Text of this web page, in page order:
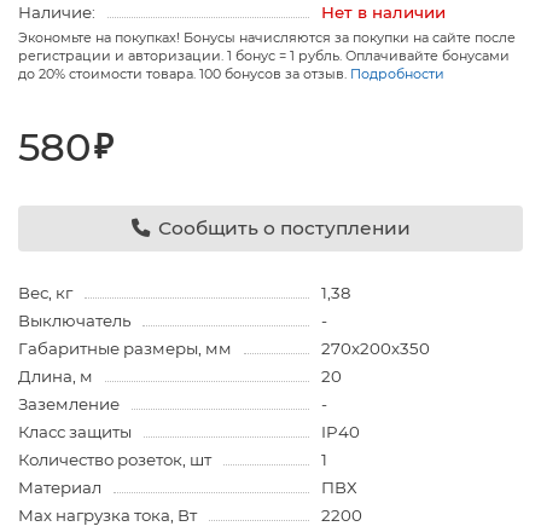
Наличие:
Нет в наличии
Экономьте на покупках! Бонусы начисляются за покупки на сайте после
регистрации и авторизации. 1 бонус = 1 рубль. Оплачивайте бонусами
до 20% стоимости товара. 100 бонусов за отзыв. Подробности
580₽
Сообщить о поступлении
Вес, кг
1,38
Выключатель
-
Габаритные размеры, мм
270х200х350
Длина, м
20
Заземление
-
Класс защиты
IP40
Количество розеток, шт
1
Материал
ПВХ
Мах нагрузка тока, Вт
2200